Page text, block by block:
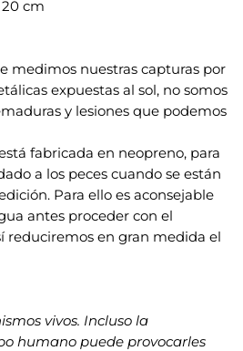
cm
medimos nuestras capturas por
expuestas al sol, no somos
y lesiones que podemos
fabricada en neopreno, para
a los peces cuando se están
Para ello es aconsejable
antes proceder con el
reduciremos en gran medida el
vivos. Incluso la
humano puede provocarles